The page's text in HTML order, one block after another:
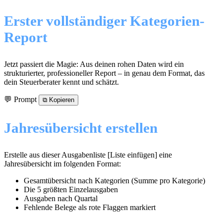
Erster vollständiger Kategorien-
Report
Jetzt passiert die Magie: Aus deinen rohen Daten wird ein
strukturierter, professioneller Report – in genau dem Format, das
dein Steuerberater kennt und schätzt.
💬 Prompt ⧉ Kopieren
Jahresübersicht erstellen
Erstelle aus dieser Ausgabenliste [Liste einfügen] eine
Jahresübersicht im folgenden Format:
Gesamtübersicht nach Kategorien (Summe pro Kategorie)
Die 5 größten Einzelausgaben
Ausgaben nach Quartal
Fehlende Belege als rote Flaggen markiert